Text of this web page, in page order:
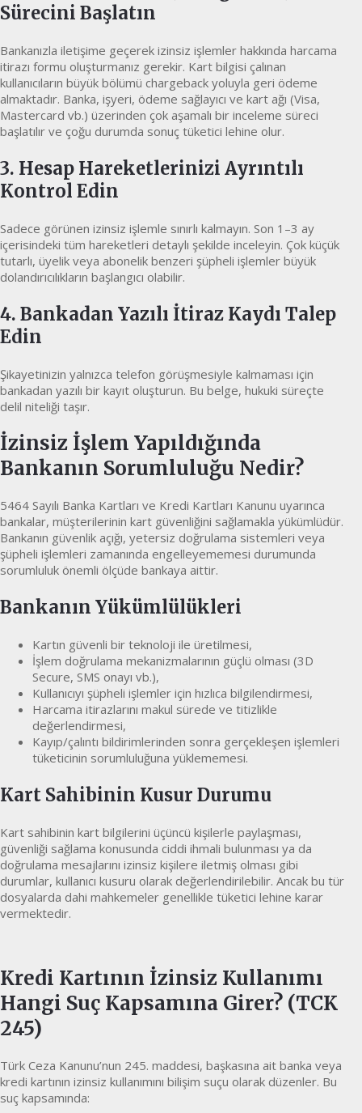
Sürecini Başlatın
Bankanızla iletişime geçerek izinsiz işlemler hakkında harcama
itirazı formu oluşturmanız gerekir. Kart bilgisi çalınan
kullanıcıların büyük bölümü chargeback yoluyla geri ödeme
almaktadır. Banka, işyeri, ödeme sağlayıcı ve kart ağı (Visa,
Mastercard vb.) üzerinden çok aşamalı bir inceleme süreci
başlatılır ve çoğu durumda sonuç tüketici lehine olur.
3. Hesap Hareketlerinizi Ayrıntılı
Kontrol Edin
Sadece görünen izinsiz işlemle sınırlı kalmayın. Son 1–3 ay
içerisindeki tüm hareketleri detaylı şekilde inceleyin. Çok küçük
tutarlı, üyelik veya abonelik benzeri şüpheli işlemler büyük
dolandırıcılıkların başlangıcı olabilir.
4. Bankadan Yazılı İtiraz Kaydı Talep
Edin
Şikayetinizin yalnızca telefon görüşmesiyle kalmaması için
bankadan yazılı bir kayıt oluşturun. Bu belge, hukuki süreçte
delil niteliği taşır.
İzinsiz İşlem Yapıldığında
Bankanın Sorumluluğu Nedir?
5464 Sayılı Banka Kartları ve Kredi Kartları Kanunu uyarınca
bankalar, müşterilerinin kart güvenliğini sağlamakla yükümlüdür.
Bankanın güvenlik açığı, yetersiz doğrulama sistemleri veya
şüpheli işlemleri zamanında engelleyememesi durumunda
sorumluluk önemli ölçüde bankaya aittir.
Bankanın Yükümlülükleri
Kartın güvenli bir teknoloji ile üretilmesi,
İşlem doğrulama mekanizmalarının güçlü olması (3D
Secure, SMS onayı vb.),
Kullanıcıyı şüpheli işlemler için hızlıca bilgilendirmesi,
Harcama itirazlarını makul sürede ve titizlikle
değerlendirmesi,
Kayıp/çalıntı bildirimlerinden sonra gerçekleşen işlemleri
tüketicinin sorumluluğuna yüklememesi.
Kart Sahibinin Kusur Durumu
Kart sahibinin kart bilgilerini üçüncü kişilerle paylaşması,
güvenliği sağlama konusunda ciddi ihmali bulunması ya da
doğrulama mesajlarını izinsiz kişilere iletmiş olması gibi
durumlar, kullanıcı kusuru olarak değerlendirilebilir. Ancak bu tür
dosyalarda dahi mahkemeler genellikle tüketici lehine karar
vermektedir.
Kredi Kartının İzinsiz Kullanımı
Hangi Suç Kapsamına Girer? (TCK
245)
Türk Ceza Kanunu’nun 245. maddesi, başkasına ait banka veya
kredi kartının izinsiz kullanımını bilişim suçu olarak düzenler. Bu
suç kapsamında: